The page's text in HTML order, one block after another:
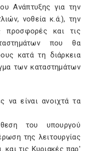
Ανάπτυξης για την
νοθεία κ.ά.), την
προσφορές και τις
που θα
κατά τη διάρκεια
των καταστημάτων
να είναι ανοιχτά τα
του υπουργού
της λειτουργίας
τις Κυριακές παρ'